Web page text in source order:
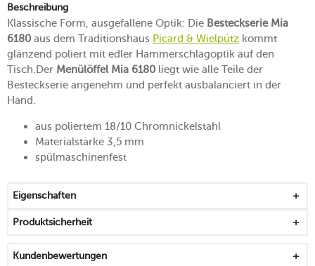
Beschreibung
Klassische Form, ausgefallene Optik: Die Besteckserie Mia
6180 aus dem Traditionshaus Picard & Wielpütz kommt
glänzend poliert mit edler Hammerschlagoptik auf den
Tisch.Der Menülöffel Mia 6180 liegt wie alle Teile der
Besteckserie angenehm und perfekt ausbalanciert in der
Hand.
aus poliertem 18/10 Chromnickelstahl
Materialstärke 3,5 mm
spülmaschinenfest
Eigenschaften
Produktsicherheit
Kundenbewertungen